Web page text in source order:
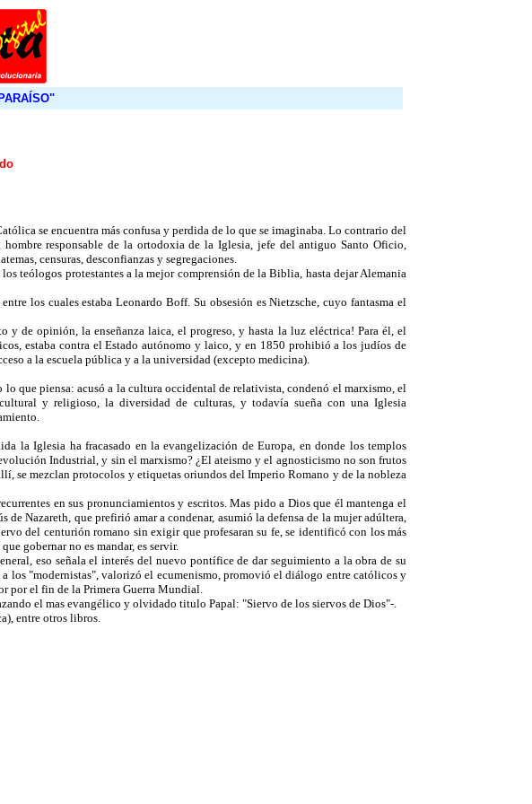
se encuentra más confusa y perdida de lo que se imaginaba. Lo contrario del
responsable de la ortodoxia de la Iglesia, jefe del antiguo Santo Oficio,
censuras, desconfianzas y segregaciones.
teólogos protestantes a la mejor comprensión de la Biblia, hasta dejar Alemania
los cuales estaba Leonardo Boff. Su obsesión es Nietzsche, cuyo fantasma el
de opinión, la enseñanza laica, el progreso, y hasta la luz eléctrica! Para él, el
estaba contra el Estado autónomo y laico, y en 1850 prohibió a los judíos de
a la escuela pública y a la universidad (excepto medicina).
que piensa: acusó a la cultura occidental de relativista, condenó el marxismo, el
y religioso, la diversidad de culturas, y todavía sueña con una Iglesia
la Iglesia ha fracasado en la evangelización de Europa, en donde los templos
Industrial, y sin el marxismo? ¿El ateismo y el agnosticismo no son frutos
se mezclan protocolos y etiquetas oriundos del Imperio Romano y de la nobleza
en sus pronunciamientos y escritos. Mas pido a Dios que él mantenga el
Nazareth, que prefirió amar a condenar, asumió la defensa de la mujer adúltera,
del centurión romano sin exigir que profesaran su fe, se identificó con los más
gobernar no es mandar, es servir.
eso señala el interés del nuevo pontífice de dar seguimiento a la obra de su
los "modernistas", valorizó el ecumenismo, promovió el diálogo entre católicos y
por el fin de la Primera Guerra Mundial.
el mas evangélico y olvidado titulo Papal: "Siervo de los siervos de Dios"-.
entre otros libros.